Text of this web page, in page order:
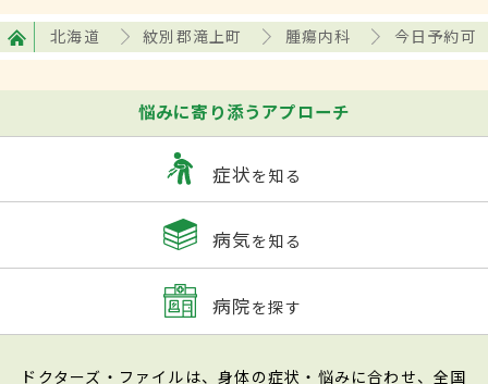
北海道 紋別郡滝上町 腫瘍内科 今日予約可
悩みに寄り添うアプローチ
症状を知る
病気を知る
病院を探す
ドクターズ・ファイルは、身体の症状・悩みに合わせ、全国